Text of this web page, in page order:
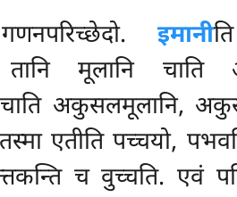
इमानी
तानि मूलानि
अकुसलमूलानि,
एतीति पच्चयो,
च वुच्चति. एवं